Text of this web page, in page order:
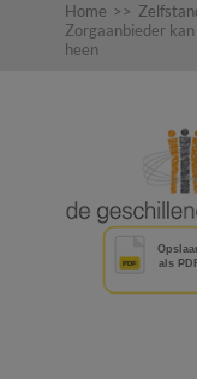
Home >>
Zorgaanbieder
heen